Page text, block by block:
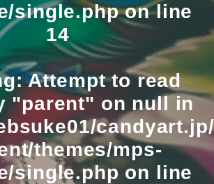
single.phpon line
14
: Attempt to read
"parent" on null in
themes/mps-
single.php on line